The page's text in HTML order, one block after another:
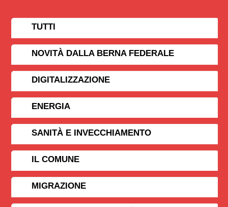
TUTTI
NOVITÀ DALLA BERNA FEDERALE
DIGITALIZZAZIONE
ENERGIA
SANITÀ E INVECCHIAMENTO
IL COMUNE
MIGRAZIONE